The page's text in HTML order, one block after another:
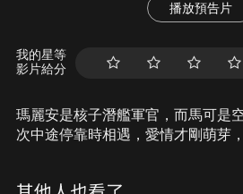
播放預告片
我的星等
影片給分
瑪麗安是核子潛艦軍官，而馬可是
次中途停靠時相遇，愛情才剛萌芽